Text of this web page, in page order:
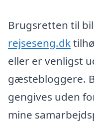
Brugsretten til
rejseseng.dk
eller er venligst
gæstebloggere.
gengives uden
mine